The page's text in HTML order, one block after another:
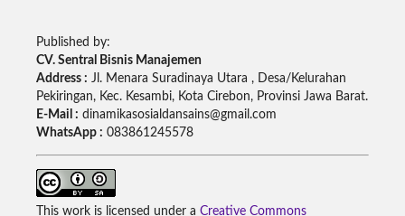
Published by:
CV. Sentral Bisnis Manajemen
Address : Jl. Menara Suradinaya Utara , Desa/Kelurahan
Pekiringan, Kec. Kesambi, Kota Cirebon, Provinsi Jawa Barat.
E-Mail : dinamikasosialdansains@gmail.com
WhatsApp : 083861245578
This work is licensed under a Creative Commons